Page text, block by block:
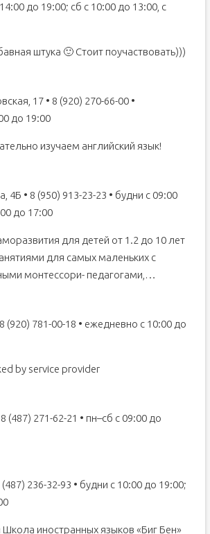
до 19:00; сб с 10:00 до 13:00, с
штука 🙂 Стоит поучаствовать)))
17 • 8 (920) 270-66-00 •
до 19:00
изучаем английский язык!
4Б • 8 (950) 913-23-23 • будни с 09:00
до 17:00
для детей от 1.2 до 10 лет
для самых маленьких с
монтессори- педагогами,…
(920) 781-00-18 • ежедневно с 10:00 до
by service provider
(487) 271-62-21 • пн–сб с 09:00 до
(487) 236-32-93 • будни с 10:00 до 19:00;
иностранных языков «Биг Бен»